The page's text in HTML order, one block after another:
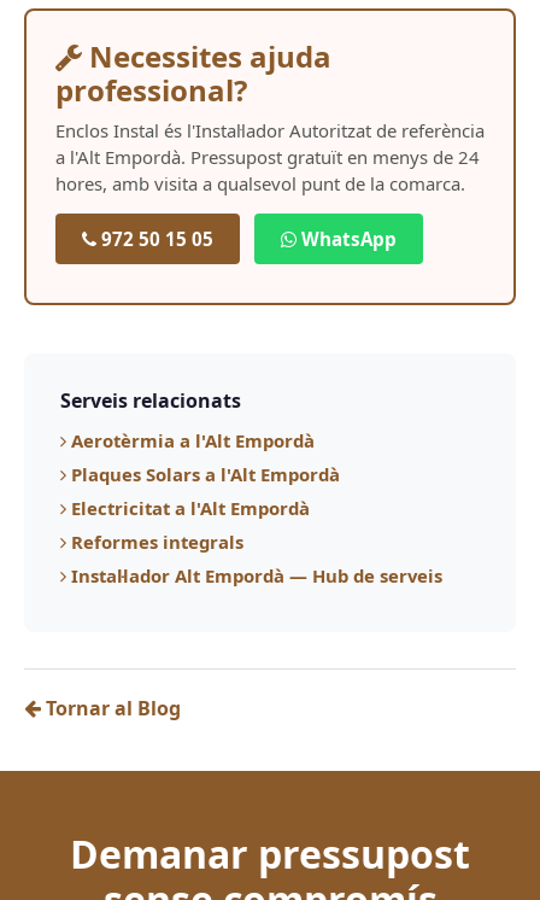
Necessites ajuda
professional?
Enclos Instal és l'Instal·lador Autoritzat de referència
a l'Alt Empordà. Pressupost gratuït en menys de 24
hores, amb visita a qualsevol punt de la comarca.
972 50 15 05 WhatsApp
Serveis relacionats
Aerotèrmia a l'Alt Empordà
Plaques Solars a l'Alt Empordà
Electricitat a l'Alt Empordà
Reformes integrals
Instal·lador Alt Empordà — Hub de serveis
Tornar al Blog
Demanar pressupost